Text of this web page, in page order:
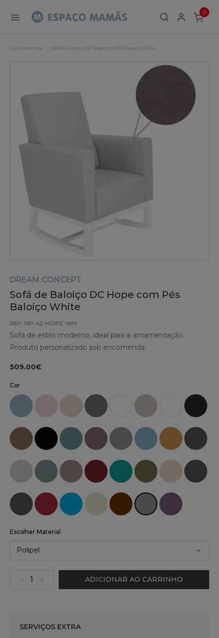
0
ITEMS
Espaço Mamãs Sofá de Baloiço DC Hope com Pés Baloiço White
DREAM CONCEPT
Sofá de Baloiço DC Hope com Pés
Baloiço White
REF: NP-42-HOPE-WH
Sofá de estilo moderno, ideal para a amamentação.
Produto personalizado sob encomenda.
509.00€
Cor
Escolher Material
Polipel
ADICIONAR AO CARRINHO
SERVIÇOS EXTRA